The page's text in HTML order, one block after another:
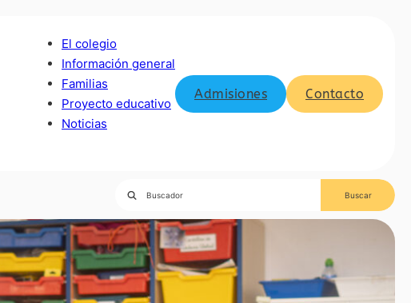
El colegio
Información general
Familias
Proyecto educativo
Noticias
Admisiones Contacto